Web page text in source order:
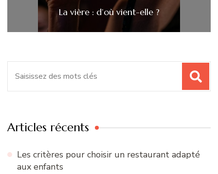
La vière : d’où vient-elle ?
Articles récents
Les critères pour choisir un restaurant adapté
aux enfants